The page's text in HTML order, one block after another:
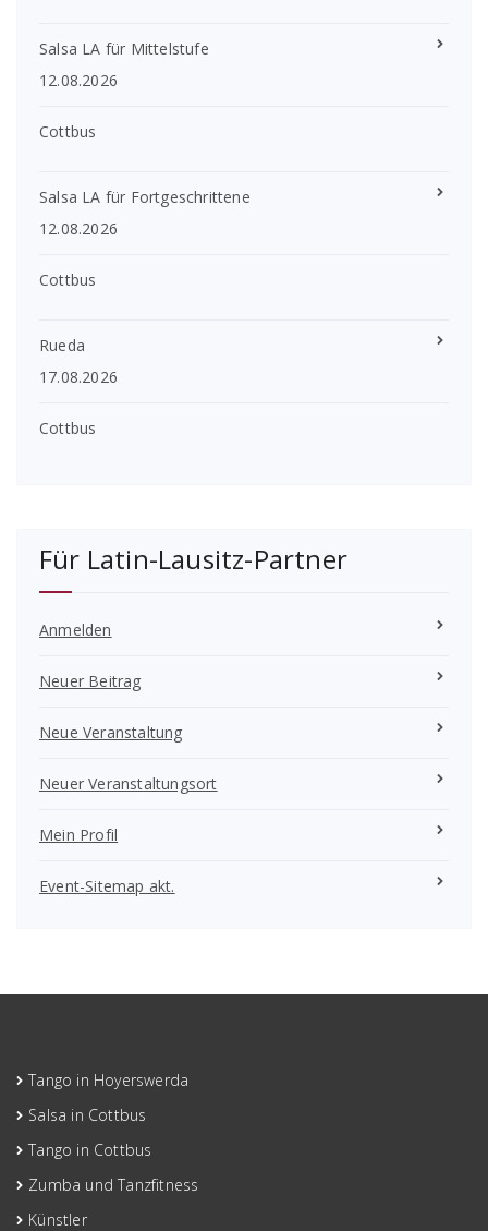
Salsa LA für Mittelstufe
12.08.2026
Cottbus
Salsa LA für Fortgeschrittene
12.08.2026
Cottbus
Rueda
17.08.2026
Cottbus
Für Latin-Lausitz-Partner
Anmelden
Neuer Beitrag
Neue Veranstaltung
Neuer Veranstaltungsort
Mein Profil
Event-Sitemap akt.
Tango in Hoyerswerda
Salsa in Cottbus
Tango in Cottbus
Zumba und Tanzfitness
Künstler